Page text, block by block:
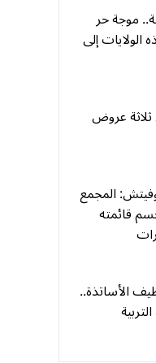
45 درجة.. موجة حر
إلى
عروض
المجمع
قائمته
الأساتذة..